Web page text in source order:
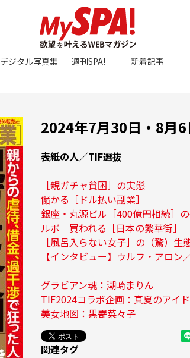
デジタル写真集 週刊SPA! 新着記事
2024年7月30日・8月
表紙の人／TIF選抜
［親ガチャ貧困］の実態
儲かる［ドル払い副業］
銀座・丸源ビル［400億円相続］
ルポ　買われる［日本の繁華街］
［風呂入らない女子］の（驚）生
【インタビュー】ウルフ・アロン
グラビアン魂：潮崎まりん
TIF2024コラボ企画：真夏のアイ
美女地図：黒嵜菜々子
関連タグ